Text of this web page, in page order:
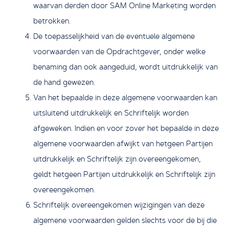
waarvan derden door SAM Online Marketing worden
betrokken.
De toepasselijkheid van de eventuele algemene
voorwaarden van de Opdrachtgever, onder welke
benaming dan ook aangeduid, wordt uitdrukkelijk van
de hand gewezen.
Van het bepaalde in deze algemene voorwaarden kan
uitsluitend uitdrukkelijk en Schriftelijk worden
afgeweken. Indien en voor zover het bepaalde in deze
algemene voorwaarden afwijkt van hetgeen Partijen
uitdrukkelijk en Schriftelijk zijn overeengekomen,
geldt hetgeen Partijen uitdrukkelijk en Schriftelijk zijn
overeengekomen.
Schriftelijk overeengekomen wijzigingen van deze
algemene voorwaarden gelden slechts voor de bij die